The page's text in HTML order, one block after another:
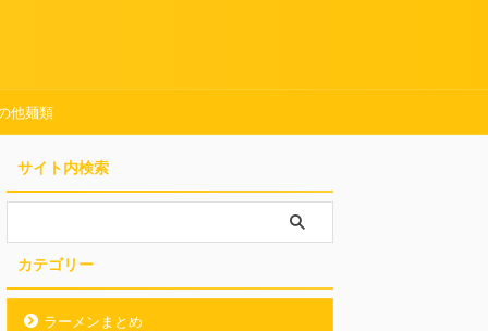
他麺類
サイト内検索
カテゴリー
ラーメンまとめ